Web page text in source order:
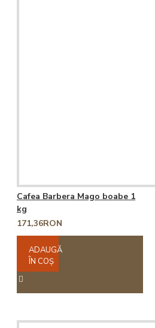
Cafea Barbera Mago boabe 1
kg
171,36RON
ADAUGĂ
ÎN COŞ